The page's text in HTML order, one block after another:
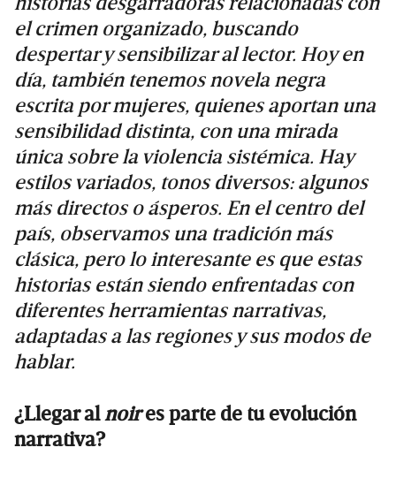
el crimen organizado, buscando
despertar y sensibilizar al lector. Hoy en
día, también tenemos novela negra
escrita por mujeres, quienes aportan una
sensibilidad distinta, con una mirada
única sobre la violencia sistémica. Hay
estilos variados, tonos diversos: algunos
más directos o ásperos. En el centro del
país, observamos una tradición más
clásica, pero lo interesante es que estas
historias están siendo enfrentadas con
diferentes herramientas narrativas,
adaptadas a las regiones y sus modos de
hablar.
¿Llegar alnoires parte de tu evolución
narrativa?